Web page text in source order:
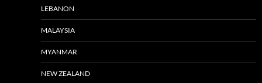
LEBANON
MALAYSIA
MYANMAR
NEW ZEALAND